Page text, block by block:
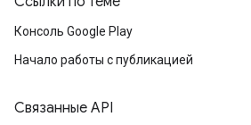
Консоль Google Play
Начало работы с публикацией
Связанные API